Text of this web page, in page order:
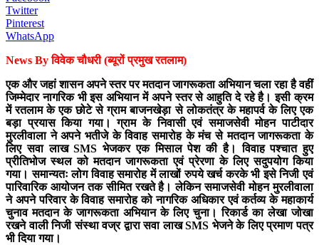
Twitter
Pinterest
WhatsApp
News By विवेक चौधरी (ब्यूरों प्रमुख रतलाम)
एक और जहां शासन अपने स्तर पर मतदान जागरूकता अभियान चला रहा है वहीं
जिम्मेदार नागरिक भी इस अभियान में अपने स्तर से आहुति दे रहे है। इसी क्रम
में रतलाम के एक छोटे से ग्राम बाजनखेड़ा से लोकतंत्र के महापर्व के लिए एक
बड़ा प्रयास किया गया। ग्राम के निवासी एवं समाजसेवी मोहन पाटीदार
मुरलीवाला ने अपने भतीजे के विवाह समारोह के मंच से मतदान जागरूकता के
लिए सवा लाख SMS भेजकर एक मिसाल पेश की है। विवाह पश्चात हुए
प्रीतिभोज स्थल को मतदान जागरूकता एवं प्रेरणा के लिए सदुपयोग किया
गया। समान्यतः लोग विवाह समारोह में लाखों रुपये खर्च करके भी इसे निजी एवं
पारिवारिक आयोजन तक सीमित रखते है। लेकिन समाजसेवी मोहन मुरलीवाला
ने अपने परिवार के विवाह समारोह को नागरिक अधिकार एवं कर्तव्य के महाकार्य
चुनाव मतदान के जागरूकता अभियान के लिए चुना। रिकार्ड का लेखा जोखा
रखने वाली निजी संस्था वज्र द्वारा सवा लाख SMS भेजने के लिए प्रमाण पत्र
भी दिया गया।